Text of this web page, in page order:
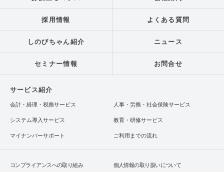
採用情報 よくある質問
しのびちゃん紹介 ニュース
セミナー情報 お問合せ
サービス紹介
会計・経理・税務サービス 人事・労務・社会保険サービス
システム導入サービス 教育・研修サービス
マイナンバーサポート ご利用までの流れ
コンプライアンスへの取り組み 個人情報の取り扱いについて